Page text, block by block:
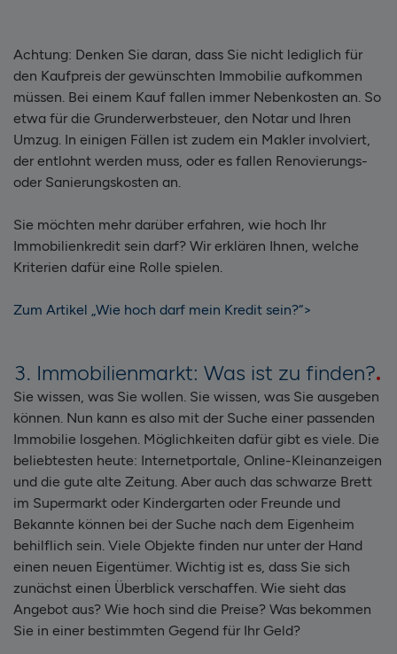
Achtung: Denken Sie daran, dass Sie nicht lediglich für
den Kaufpreis der gewünschten Immobilie aufkommen
müssen. Bei einem Kauf fallen immer Nebenkosten an. So
etwa für die Grunderwerbsteuer, den Notar und Ihren
Umzug. In einigen Fällen ist zudem ein Makler involviert,
der entlohnt werden muss, oder es fallen Renovierungs-
oder Sanierungskosten an.
Sie möchten mehr darüber erfahren, wie hoch Ihr
Immobilienkredit sein darf? Wir erklären Ihnen, welche
Kriterien dafür eine Rolle spielen.
Zum Artikel „Wie hoch darf mein Kredit sein?“>
3. Immobilienmarkt: Was ist zu finden?
Sie wissen, was Sie wollen. Sie wissen, was Sie ausgeben
können. Nun kann es also mit der Suche einer passenden
Immobilie losgehen. Möglichkeiten dafür gibt es viele. Die
beliebtesten heute: Internetportale, Online-Kleinanzeigen
und die gute alte Zeitung. Aber auch das schwarze Brett
im Supermarkt oder Kindergarten oder Freunde und
Bekannte können bei der Suche nach dem Eigenheim
behilflich sein. Viele Objekte finden nur unter der Hand
einen neuen Eigentümer. Wichtig ist es, dass Sie sich
zunächst einen Überblick verschaffen. Wie sieht das
Angebot aus? Wie hoch sind die Preise? Was bekommen
Sie in einer bestimmten Gegend für Ihr Geld?